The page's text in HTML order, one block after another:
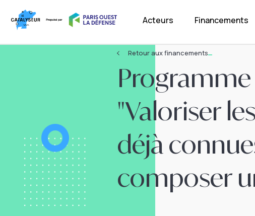
Acteurs Financements
Retour aux financements
Programme
"Valoriser
déjà
composer